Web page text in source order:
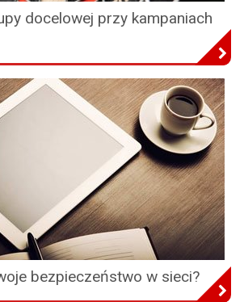
docelowej przy kampaniach
bezpieczeństwo w sieci?